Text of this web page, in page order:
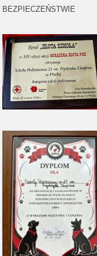
BEZPIECZEŃSTWIE